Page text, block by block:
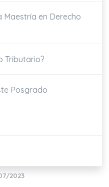
en Derecho
Tributario?
Posgrado
2023